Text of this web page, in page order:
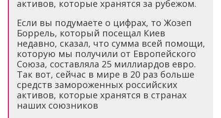
активов, которые хранятся за рубежом.
Если вы подумаете о цифрах, то Жозеп
Боррель, который посещал Киев
недавно, сказал, что сумма всей помощи,
которую мы получили от Европейского
Союза, составляла 25 миллиардов евро.
Так вот, сейчас в мире в 20 раз больше
средств замороженных российских
активов, которые хранятся в странах
наших союзников